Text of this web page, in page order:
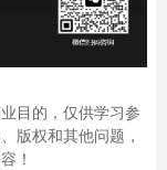
目的，仅供学习参
版权和其他问题，
！